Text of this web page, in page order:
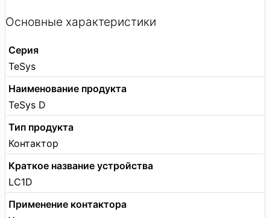
Основные характеристики
Серия
TeSys
Наименование продукта
TeSys D
Тип продукта
Контактор
Краткое название устройства
LC1D
Применение контактора